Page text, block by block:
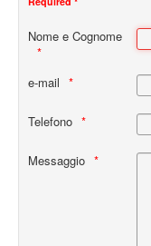
Nome e Cognome
e-mail
Telefono
Messaggio